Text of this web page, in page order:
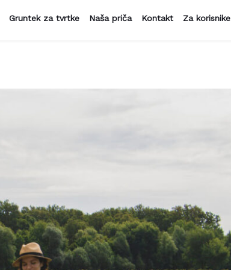
Gruntek za tvrtke Naša priča Kontakt Za korisnike